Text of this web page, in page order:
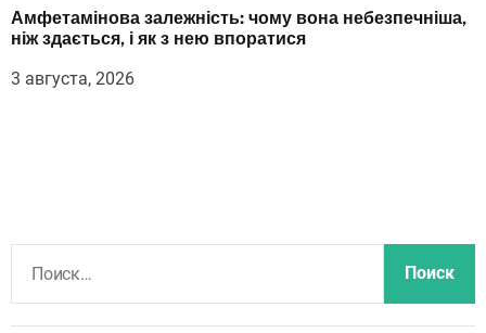
Амфетамінова залежність: чому вона небезпечніша,
ніж здається, і як з нею впоратися
3 августа, 2026
й